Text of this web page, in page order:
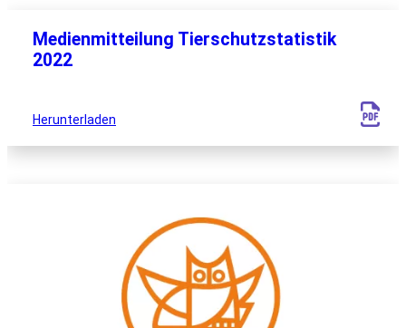
Medienmitteilung Tierschutzstatistik
2022
Herunterladen